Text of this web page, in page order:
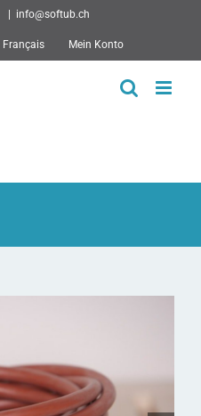
info@softub.ch
Français Mein Konto